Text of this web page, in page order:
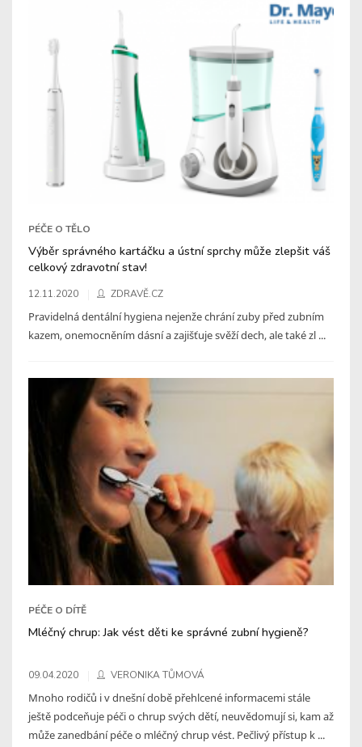
PÉČE O TĚLO
Výběr správného kartáčku a ústní sprchy může zlepšit váš
celkový zdravotní stav!
12.11.2020 ZDRAVĚ.CZ
Pravidelná dentální hygiena nejenže chrání zuby před zubním
kazem, onemocněním dásní a zajišťuje svěží dech, ale také zl ...
PÉČE O DÍTĚ
Mléčný chrup: Jak vést děti ke správné zubní hygieně?
09.04.2020 VERONIKA TŮMOVÁ
Mnoho rodičů i v dnešní době přehlcené informacemi stále
ještě podceňuje péči o chrup svých dětí, neuvědomují si, kam až
může zanedbání péče o mléčný chrup vést. Pečlivý přístup k ...